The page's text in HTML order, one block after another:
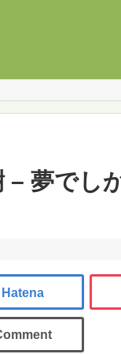
– 夢でし